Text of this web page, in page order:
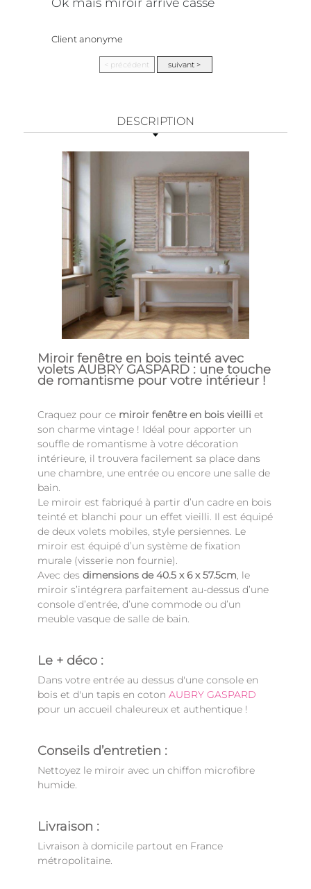
Client anonyme
DESCRIPTION
Miroir fenêtre en bois teinté avec
volets AUBRY GASPARD : une touche
de romantisme pour votre intérieur !
Craquez pour ce miroir fenêtre en bois vieilli et
son charme vintage ! Idéal pour apporter un
souffle de romantisme à votre décoration
intérieure, il trouvera facilement sa place dans
une chambre, une entrée ou encore une salle de
bain.
Le miroir est fabriqué à partir d’un cadre en bois
teinté et blanchi pour un effet vieilli. Il est équipé
de deux volets mobiles, style persiennes. Le
miroir est équipé d’un système de fixation
murale (visserie non fournie).
Avec des dimensions de 40.5 x 6 x 57.5cm, le
miroir s’intégrera parfaitement au-dessus d’une
console d’entrée, d’une commode ou d’un
meuble vasque de salle de bain.
Le + déco :
Dans votre entrée au dessus d'une console en
bois et d'un tapis en coton AUBRY GASPARD
pour un accueil chaleureux et authentique !
Conseils d’entretien :
Nettoyez le miroir avec un chiffon microfibre
humide.
Livraison :
Livraison à domicile partout en France
métropolitaine.